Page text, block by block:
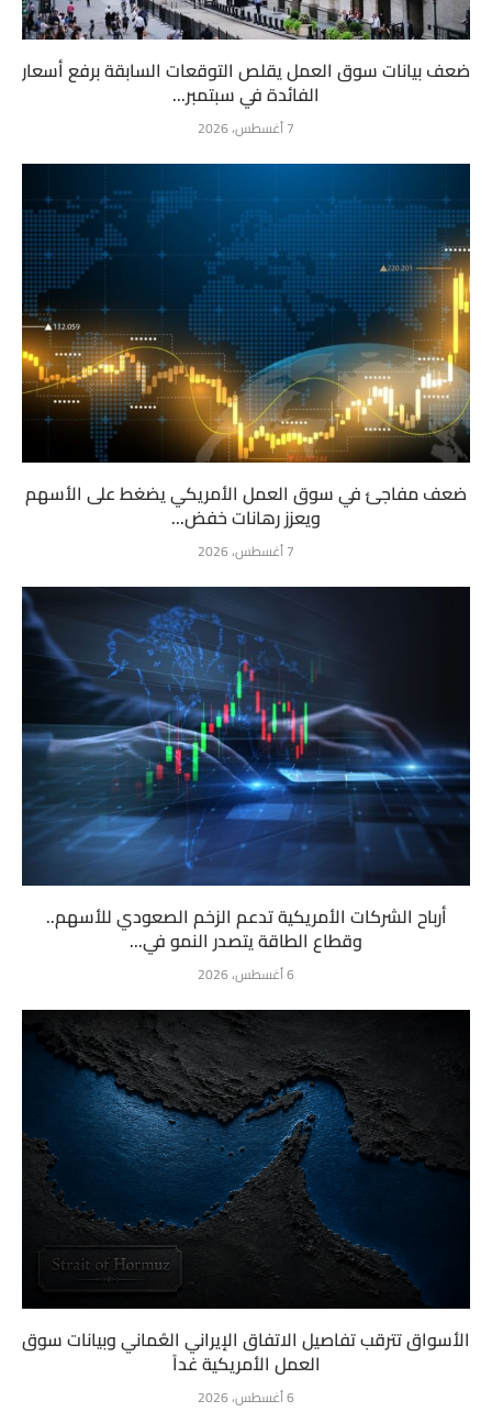
ضعف بيانات سوق العمل يقلص التوقعات السابقة برفع أسعار
الفائدة في سبتمبر...
7 أغسطس، 2026
ضعف مفاجئ في سوق العمل الأمريكي يضغط على الأسهم
ويعزز رهانات خفض...
7 أغسطس، 2026
أرباح الشركات الأمريكية تدعم الزخم الصعودي للأسهم..
وقطاع الطاقة يتصدر النمو في...
6 أغسطس، 2026
الأسواق تترقب تفاصيل الاتفاق الإيراني العُماني وبيانات سوق
العمل الأمريكية غداً
6 أغسطس، 2026